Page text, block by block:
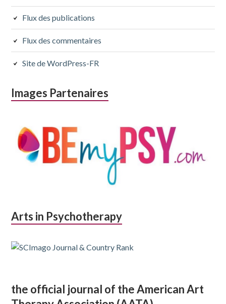
Flux des publications
Flux des commentaires
Site de WordPress-FR
Images Partenaires
Arts in Psychotherapy
the official journal of the American Art